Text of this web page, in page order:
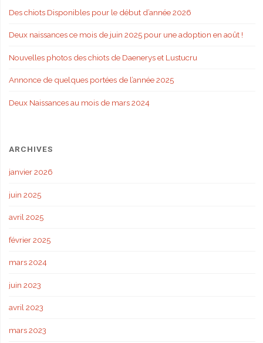
Des chiots Disponibles pour le début d’année 2026
Deux naissances ce mois de juin 2025 pour une adoption en août !
Nouvelles photos des chiots de Daenerys et Lustucru
Annonce de quelques portées de l’année 2025
Deux Naissances au mois de mars 2024
ARCHIVES
janvier 2026
juin 2025
avril 2025
février 2025
mars 2024
juin 2023
avril 2023
mars 2023